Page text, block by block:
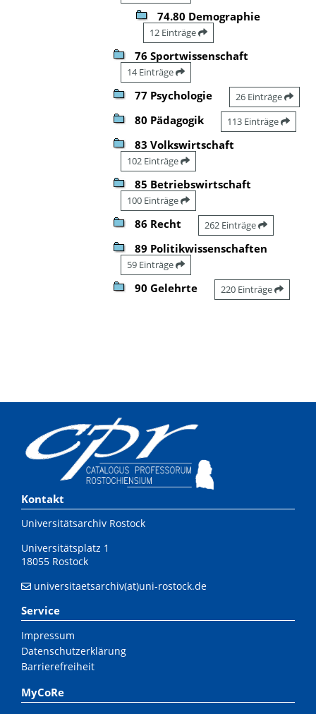
74.80 Demographie
12 Einträge
76 Sportwissenschaft
14 Einträge
77 Psychologie 26 Einträge
80 Pädagogik 113 Einträge
83 Volkswirtschaft
102 Einträge
85 Betriebswirtschaft
100 Einträge
86 Recht 262 Einträge
89 Politikwissenschaften
59 Einträge
90 Gelehrte 220 Einträge
Kontakt
Universitätsarchiv Rostock
Universitätsplatz 1
18055 Rostock
universitaetsarchiv(at)uni-rostock.de
Service
Impressum
Datenschutzerklärung
Barrierefreiheit
MyCoRe